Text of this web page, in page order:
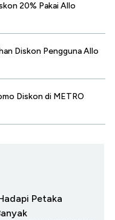
20% Pakai Allo
Diskon Pengguna Allo
Diskon di METRO
Petaka